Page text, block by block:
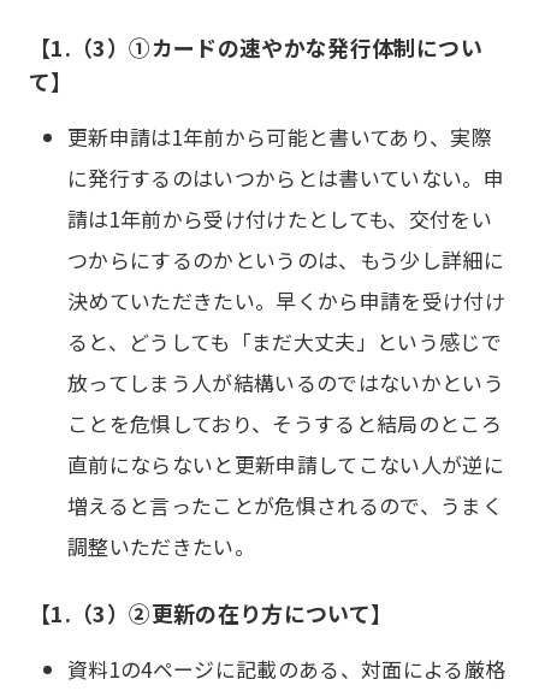
【1.（3）①カードの速やかな発行体制につい
て】
更新申請は1年前から可能と書いてあり、実際
に発行するのはいつからとは書いていない。申
請は1年前から受け付けたとしても、交付をい
つからにするのかというのは、もう少し詳細に
決めていただきたい。早くから申請を受け付け
ると、どうしても「まだ大丈夫」という感じで
放ってしまう人が結構いるのではないかという
ことを危惧しており、そうすると結局のところ
直前にならないと更新申請してこない人が逆に
増えると言ったことが危惧されるので、うまく
調整いただきたい。
【1.（3）②更新の在り方について】
資料1の4ページに記載のある、対面による厳格